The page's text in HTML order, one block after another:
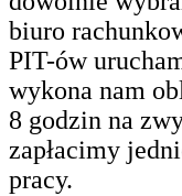
biuro
PIT-ów
wykona nam
8 godzin na
zapłacimy
pracy.